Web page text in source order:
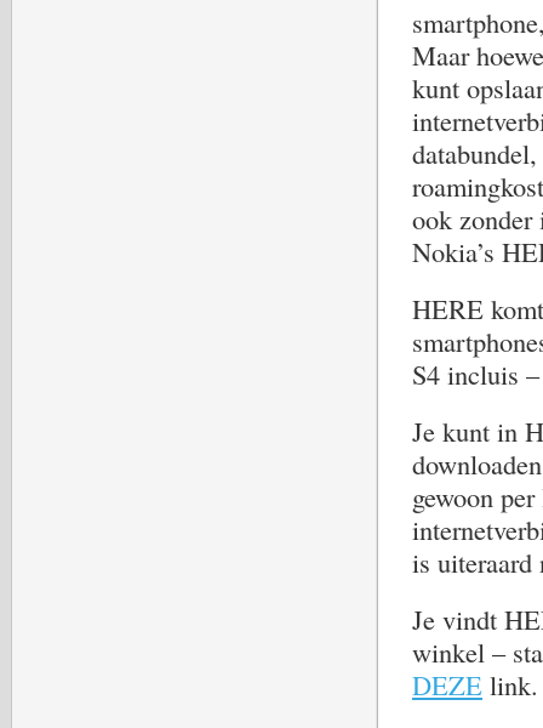
Maar
kunt
ook zonder
Nokia’s
HERE
S4 incluis
Je kunt in
gewoon
is uiteraard
Je vindt
winkel –
DEZE link.